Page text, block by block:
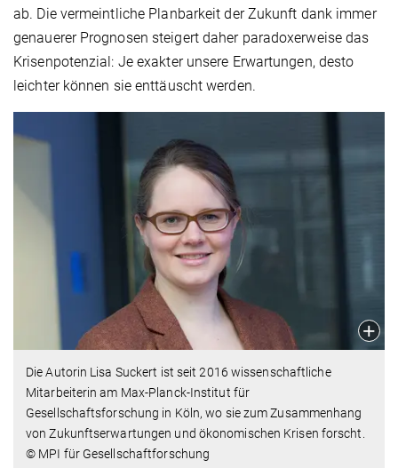
ab. Die vermeintliche Planbarkeit der Zukunft dank immer
genauerer Prognosen steigert daher paradoxerweise das
Krisenpotenzial: Je exakter unsere Erwartungen, desto
leichter können sie enttäuscht werden.
Die Autorin Lisa Suckert ist seit 2016 wissenschaftliche
Mitarbeiterin am Max-Planck-Institut für
Gesellschaftsforschung in Köln, wo sie zum Zusammenhang
von Zukunftserwartungen und ökonomischen Krisen forscht.
© MPI für Gesellschaftforschung